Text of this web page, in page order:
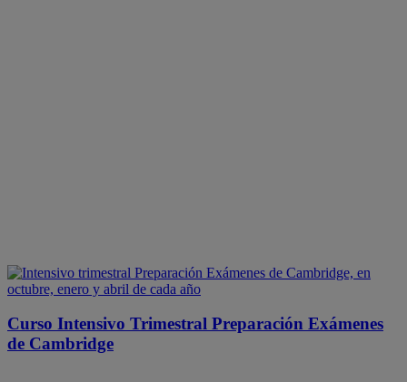
Curso Intensivo Trimestral Preparación Exámenes
de Cambridge